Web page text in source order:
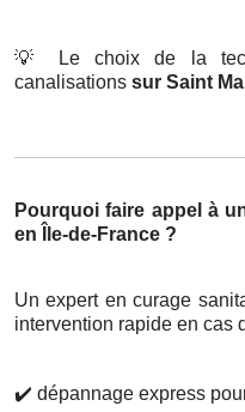
💡
Le choix de la
canalisations sur Saint
Pourquoi faire appel à
en Île-de-France ?
Un expert en curage
intervention rapide en cas
✔️ dépannage express